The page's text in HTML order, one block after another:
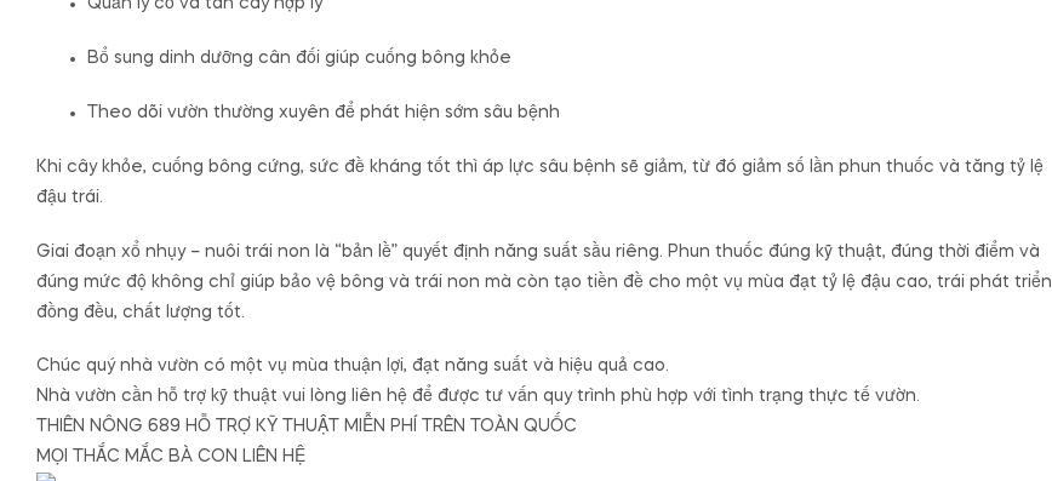
Quản lý cỏ và tán cây hợp lý
Bổ sung dinh dưỡng cân đối giúp cuống bông khỏe
Theo dõi vườn thường xuyên để phát hiện sớm sâu bệnh
Khi cây khỏe, cuống bông cứng, sức đề kháng tốt thì áp lực sâu bệnh sẽ giảm, từ đó giảm số lần phun thuốc và tăng tỷ lệ
đậu trái.
Giai đoạn xổ nhụy – nuôi trái non là “bản lề” quyết định năng suất sầu riêng. Phun thuốc đúng kỹ thuật, đúng thời điểm và
đúng mức độ không chỉ giúp bảo vệ bông và trái non mà còn tạo tiền đề cho một vụ mùa đạt tỷ lệ đậu cao, trái phát triển
đồng đều, chất lượng tốt.
Chúc quý nhà vườn có một vụ mùa thuận lợi, đạt năng suất và hiệu quả cao.
Nhà vườn cần hỗ trợ kỹ thuật vui lòng liên hệ để được tư vấn quy trình phù hợp với tình trạng thực tế vườn.
THIÊN NÔNG 689 HỖ TRỢ KỸ THUẬT MIỄN PHÍ TRÊN TOÀN QUỐC
MỌI THẮC MẮC BÀ CON LIÊN HỆ